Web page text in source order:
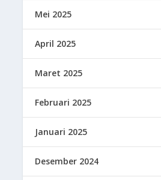
Mei 2025
April 2025
Maret 2025
Februari 2025
Januari 2025
Desember 2024